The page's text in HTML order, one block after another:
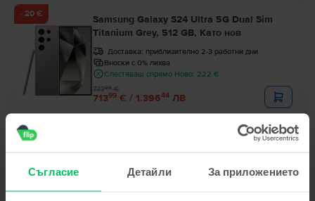
Съгласие Детайли За приложението
- 20 €
Samsung Galaxy S24 Ultra 5G Dual Sim
Titanium Grey, 512 GB, Като нов
Доставка: приблизително 2-3 работни дни
Вноски с 0% лихва
Спестяваш спрямо Ново: 222 €
71399 € / 1.39644 ЛВ
73399€